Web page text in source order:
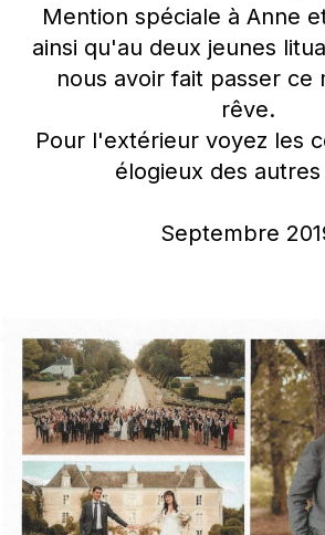
Mention spéciale à Anne
ainsi qu'au deux jeunes
nous avoir fait passer ce
rêve.
Pour l'extérieur voyez les
élogieux des autres
Septembre